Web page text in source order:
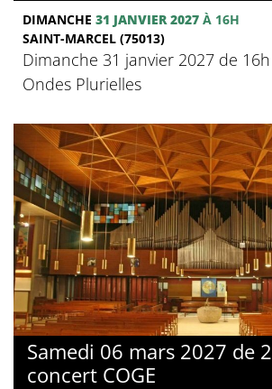
DIMANCHE 31 JANVIER 2027 À 16H
SAINT-MARCEL (75013)
Dimanche 31 janvier 2027 de
Ondes Plurielles
Samedi 06 mars 2027 de
concert COGE